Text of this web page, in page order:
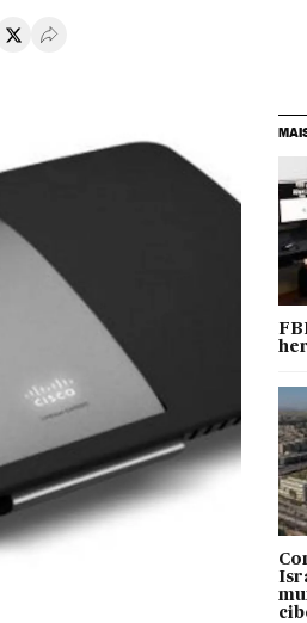
en Whatsapp
en Facebook
Compartir en Twitter
Desplegar Redes Sociales